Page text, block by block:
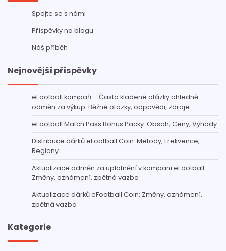
Spojte se s námi
Příspěvky na blogu
Náš příběh
Nejnovější příspěvky
eFootball kampaň – Často kladené otázky ohledně
odměn za výkup: Běžné otázky, odpovědi, zdroje
eFootball Match Pass Bonus Packy: Obsah, Ceny, Výhody
Distribuce dárků eFootball Coin: Metody, Frekvence,
Regiony
Aktualizace odměn za uplatnění v kampani eFootball:
Změny, oznámení, zpětná vazba
Aktualizace dárků eFootball Coin: Změny, oznámení,
zpětná vazba
Kategorie